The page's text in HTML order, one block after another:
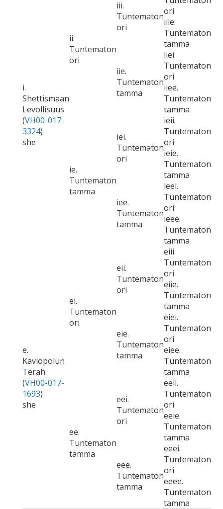
i.
Shettismaan
Levollisuus
(VH00-017-
3324)
she
ii.
Tuntematon
ori
iii.
Tuntematon
ori
ori
iiie.
Tuntematon
tamma
iie.
Tuntematon
tamma
iiei.
Tuntematon
ori
iiee.
Tuntematon
tamma
ie.
Tuntematon
tamma
iei.
Tuntematon
ori
ieii.
Tuntematon
ori
ieie.
Tuntematon
tamma
iee.
Tuntematon
tamma
ieei.
Tuntematon
ori
ieee.
Tuntematon
tamma
e.
Kaviopolun
Terah
(VH00-017-
1693)
she
ei.
Tuntematon
ori
eii.
Tuntematon
ori
eiii.
Tuntematon
ori
eiie.
Tuntematon
tamma
eie.
Tuntematon
tamma
eiei.
Tuntematon
ori
eiee.
Tuntematon
tamma
ee.
Tuntematon
tamma
eei.
Tuntematon
ori
eeii.
Tuntematon
ori
eeie.
Tuntematon
tamma
eee.
Tuntematon
tamma
eeei.
Tuntematon
ori
eeee.
Tuntematon
tamma